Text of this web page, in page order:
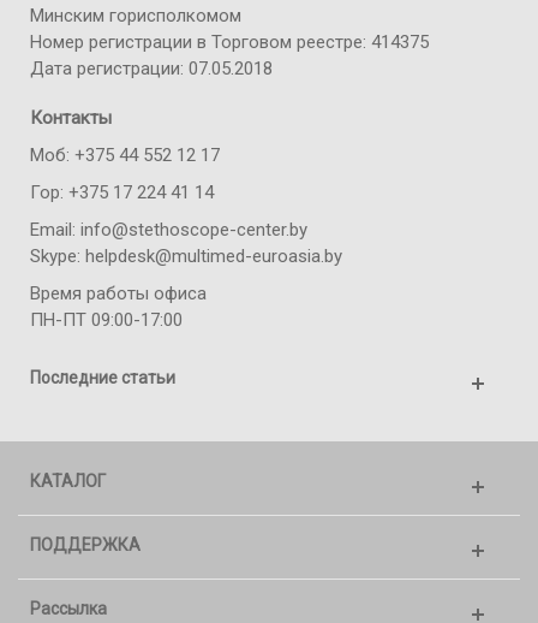
Минским горисполкомом
Номер регистрации в Торговом реестре: 414375
Дата регистрации: 07.05.2018
Контакты
Моб: +375 44 552 12 17
Гор: +375 17 224 41 14
Email: info@stethoscope-center.by
Skype: helpdesk@multimed-euroasia.by
Время работы офиса
ПН-ПТ 09:00-17:00
Последние статьи
КАТАЛОГ
ПОДДЕРЖКА
Рассылка